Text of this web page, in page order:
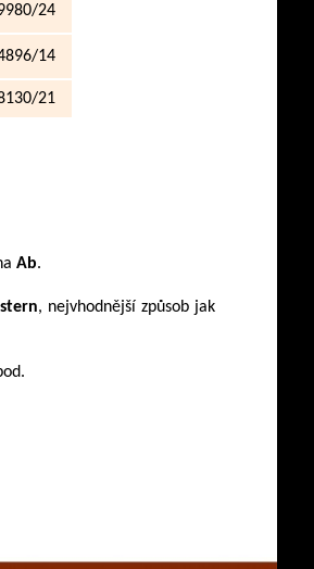
24
14
21
Ab.
, nejvhodnější způsob jak